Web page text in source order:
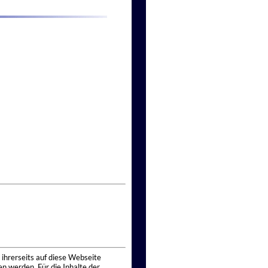
auf diese Webseite